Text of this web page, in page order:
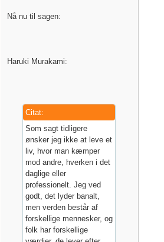
Nå nu til sagen:
Haruki Murakami:
Citat:
Som sagt tidligere
ønsker jeg ikke at leve et
liv, hvor man kæmper
mod andre, hverken i det
daglige eller
professionelt. Jeg ved
godt, det lyder banalt,
men verden består af
forskellige mennesker, og
folk har forskellige